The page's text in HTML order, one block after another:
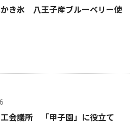
き氷 八王子産ブルーベリー使
会議所 「甲子園」に役立て